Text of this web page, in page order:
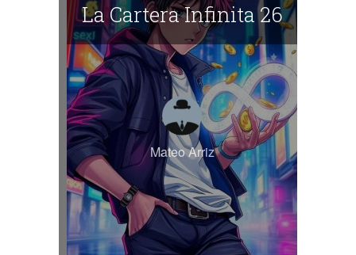
La Cartera Infinita 26
Mateo Arriz